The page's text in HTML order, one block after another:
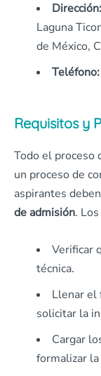
Dirección:
Laguna
de México,
Teléfono:
Requisitos y
Todo el proceso
un proceso de
aspirantes
de admisión.
Verificar
técnica.
Llenar el
solicitar la
Cargar
formalizar